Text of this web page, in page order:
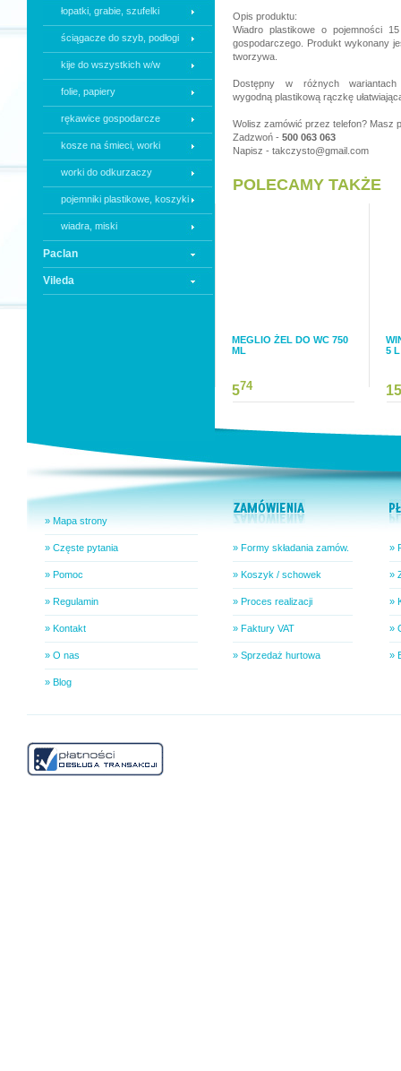
łopatki, grabie, szufelki
ściągacze do szyb, podłogi
kije do wszystkich w/w
folie, papiery
rękawice gospodarcze
kosze na śmieci, worki
worki do odkurzaczy
pojemniki plastikowe, koszyki
wiadra, miski
Paclan
Vileda
Opis produktu:
Wiadro plastikowe o pojemności
gospodarczego. Produkt wykonany
tworzywa.
Dostępny w różnych wariantach
wygodną plastikową rączkę
Wolisz zamówić przez telefon? Masz
Zadzwoń - 500 063 063
Napisz - takczysto@gmail.com
POLECAMY TAKŻE
MEGLIO ŻEL DO WC 750
ML
574
5 L
15
» Mapa strony
» Częste pytania
» Pomoc
» Regulamin
» Kontakt
» O nas
» Blog
» Formy składania zamów.
» Koszyk / schowek
» Proces realizacji
» Faktury VAT
» Sprzedaż hurtowa
»
»
»
»
»